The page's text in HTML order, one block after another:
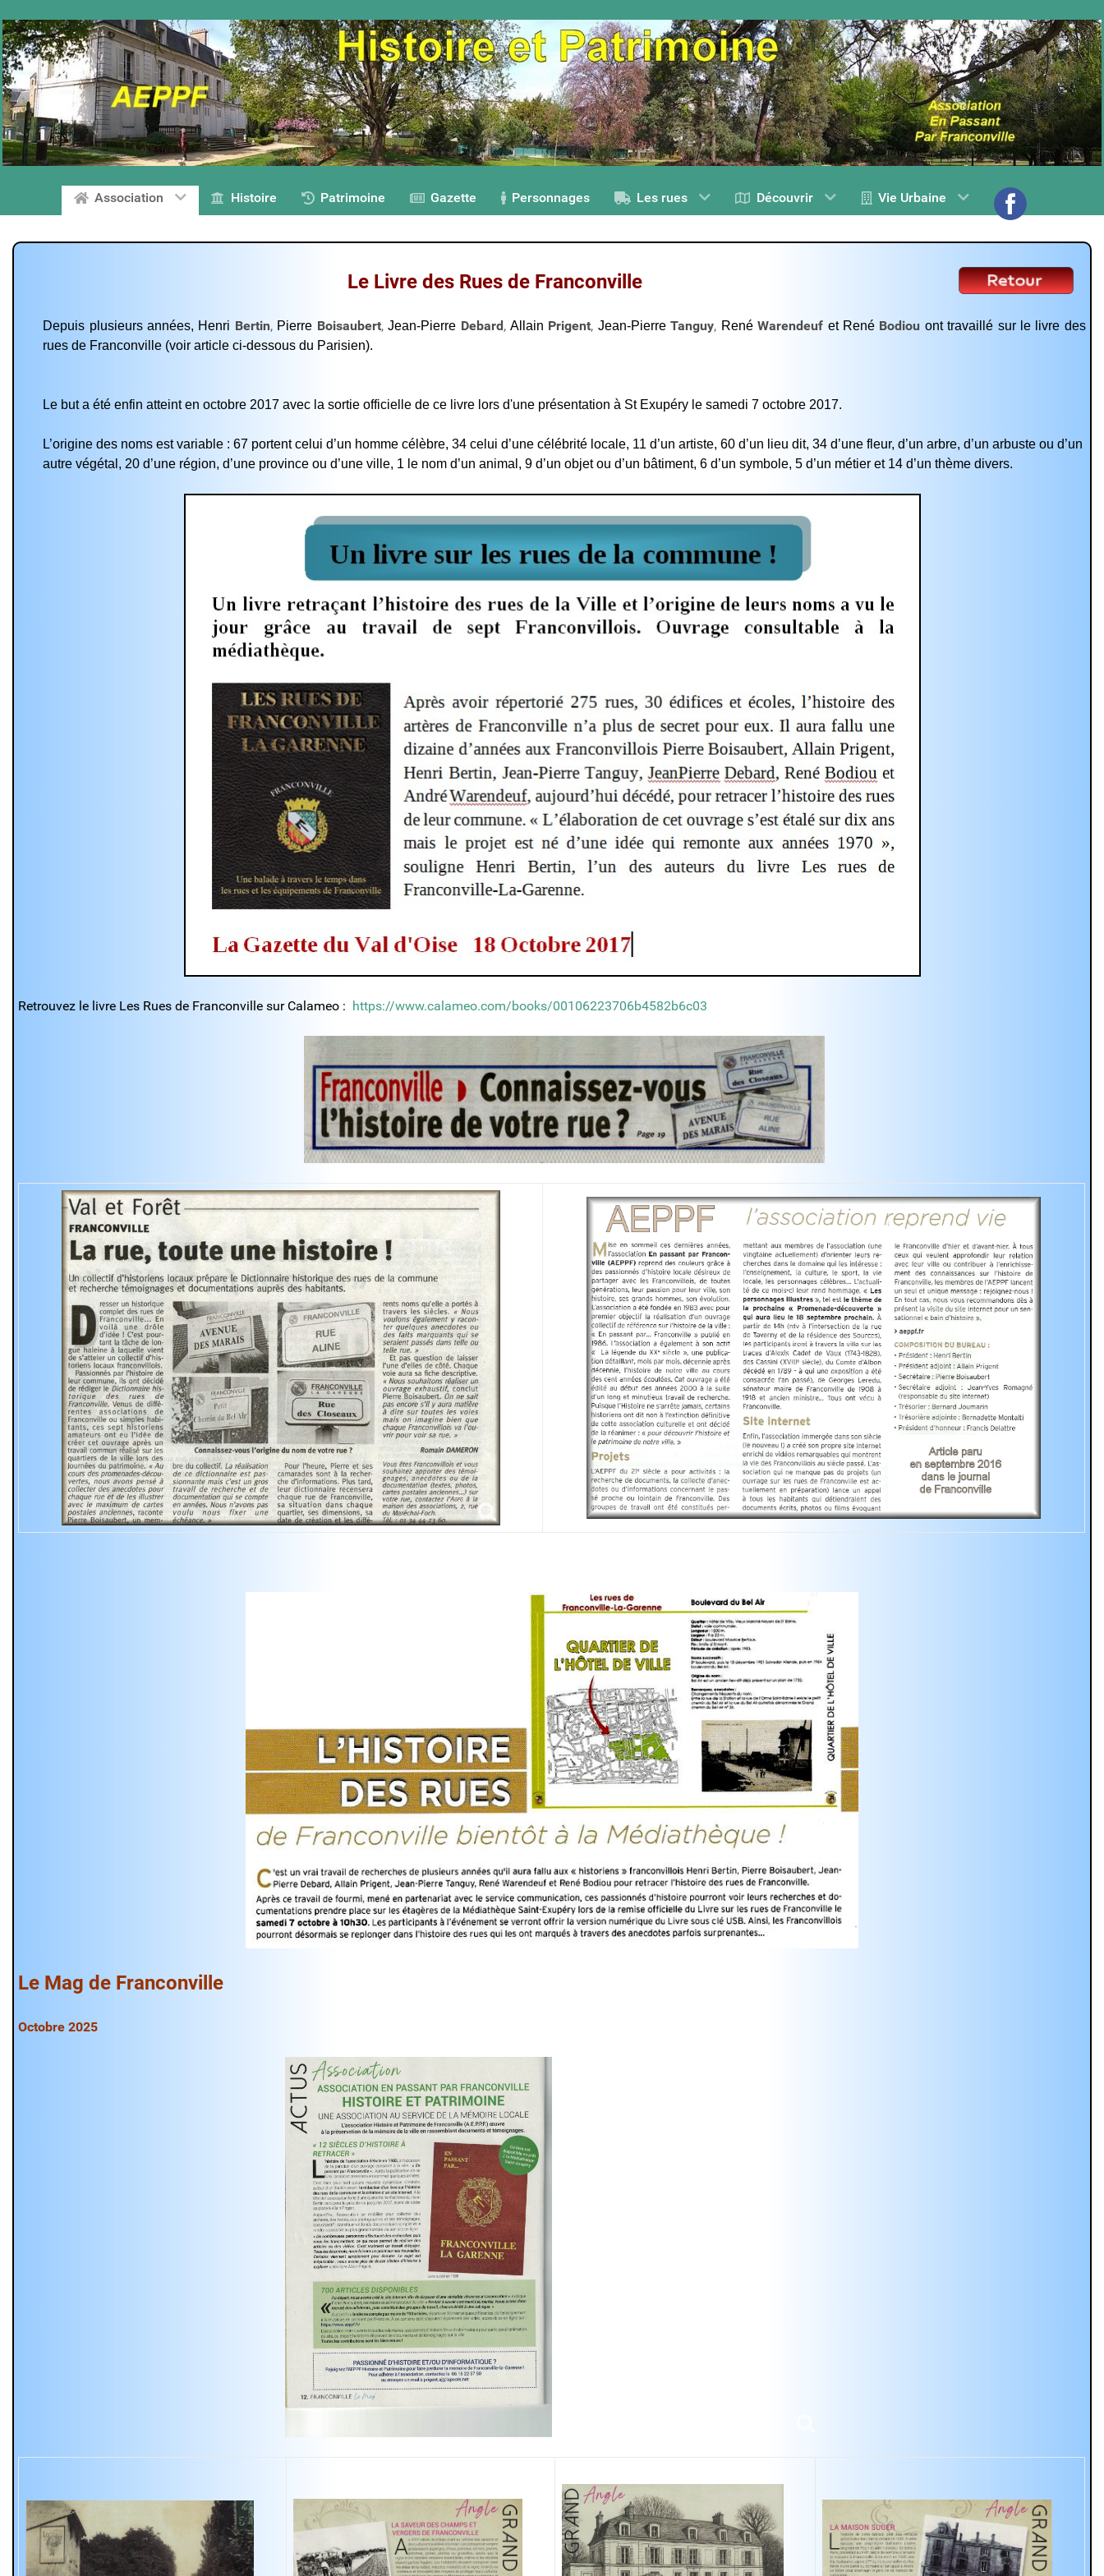
Association Histoire Patrimoine Gazette Personnages Les rues Découvrir Vie Urbaine
Le Livre des Rues de Franconville
Depuis plusieurs années, Henri Bertin, Pierre Boisaubert,Jean-Pierre Debard , Allain Prigent, Jean-Pierre Tanguy, René Warendeuf et René Bodiou ont travaillé sur le livre des
rues de Franconville (voir article ci-dessous du Parisien).
Le but a été enfin atteint en octobre 2017 avec la sortie officielle de ce livre lors d'une présentation à St Exupéry le samedi 7 octobre 2017.
L’origine des noms est variable : 67 portent celui d’un homme célèbre, 34 celui d’une célébrité locale, 11 d’un artiste, 60 d’un lieu dit, 34 d’une fleur, d’un arbre, d’un arbuste ou d’un
autre végétal, 20 d’une région, d’une province ou d’une ville, 1 le nom d’un animal, 9 d’un objet ou d’un bâtiment, 6 d’un symbole, 5 d’un métier et 14 d’un thème divers.
Retrouvez le livre Les Rues de Franconville sur Calameo : https://www.calameo.com/books/00106223706b4582b6c03
Le Mag de Franconville
Octobre 2025